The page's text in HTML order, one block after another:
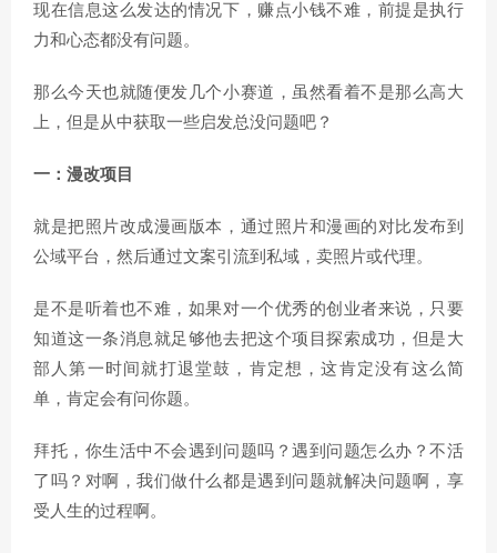
现在信息这么发达的情况下，赚点小钱不难，前提是执行
力和心态都没有问题。
那么今天也就随便发几个小赛道，虽然看着不是那么高大
上，但是从中获取一些启发总没问题吧？
一：漫改项目
就是把照片改成漫画版本，通过照片和漫画的对比发布到
公域平台，然后通过文案引流到私域，卖照片或代理。
是不是听着也不难，如果对一个优秀的创业者来说，只要
知道这一条消息就足够他去把这个项目探索成功，但是大
部人第一时间就打退堂鼓，肯定想，这肯定没有这么简
单，肯定会有问你题。
拜托，你生活中不会遇到问题吗？遇到问题怎么办？不活
了吗？对啊，我们做什么都是遇到问题就解决问题啊，享
受人生的过程啊。